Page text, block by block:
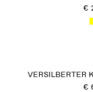
€
VERSILBERTER
€